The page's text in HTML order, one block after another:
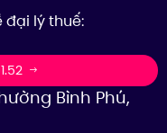
đại lý thuế:
Bình Phú,